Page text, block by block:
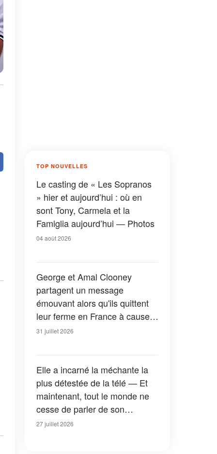
TOP NOUVELLES
Le casting de « Les Sopranos
» hier et aujourd’hui : où en
sont Tony, Carmela et la
Famiglia aujourd’hui — Photos
04 août 2026
George et Amal Clooney
partagent un message
émouvant alors qu'ils quittent
leur ferme en France à cause
des feux de forêt — Tous les
31 juillet 2026
Elle a incarné la méchante la
plus détestée de la télé — Et
maintenant, tout le monde ne
cesse de parler de son
apparition dans la nouvelle
27 juillet 2026